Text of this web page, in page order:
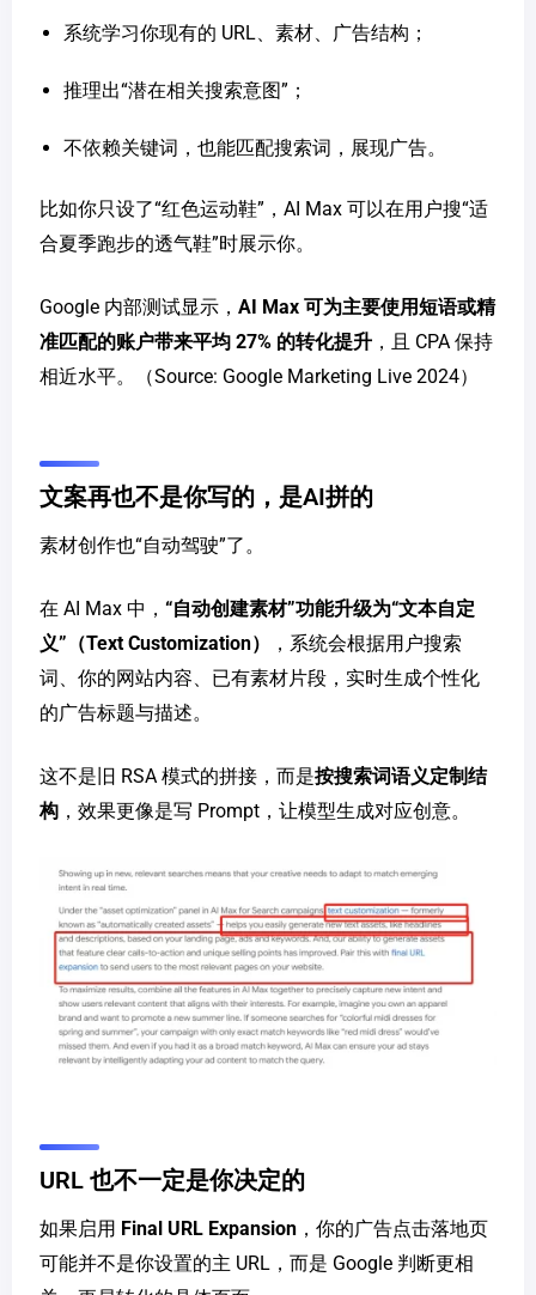
系统学习你现有的 URL、素材、广告结构；
推理出“潜在相关搜索意图”；
不依赖关键词，也能匹配搜索词，展现广告。
比如你只设了“红色运动鞋”，AI Max 可以在用户搜“适
合夏季跑步的透气鞋”时展示你。
Google 内部测试显示， AI Max 可为主要使用短语或精
准匹配的账户带来平均 27% 的转化提升 ，且 CPA 保持
相近水平。（Source: Google Marketing Live 2024）
文案再也不是你写的，是AI拼的
素材创作也“自动驾驶”了。
在 AI Max 中， “自动创建素材”功能升级为“文本自定
义”（Text Customization）
，系统会根据用户搜索
词、你的网站内容、已有素材片段，实时生成个性化
的广告标题与描述。
这不是旧 RSA 模式的拼接，而是按搜索词语义定制结
构 ，效果更像是写 Prompt，让模型生成对应创意。
URL 也不一定是你决定的
如果启用 Final URL Expansion ，你的广告点击落地页
可能并不是你设置的主 URL，而是 Google 判断更相